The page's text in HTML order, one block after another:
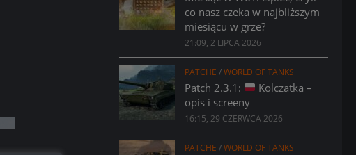
co nasz czeka w najbliższym
miesiącu w grze?
21:09, 2 LIPCA 2026
PATCHE /WORLD OF TANKS
Patch 2.3.1:
Kolczatka –
opis i screeny
16:15, 29 CZERWCA 2026
PATCHE /WORLD OF TANKS